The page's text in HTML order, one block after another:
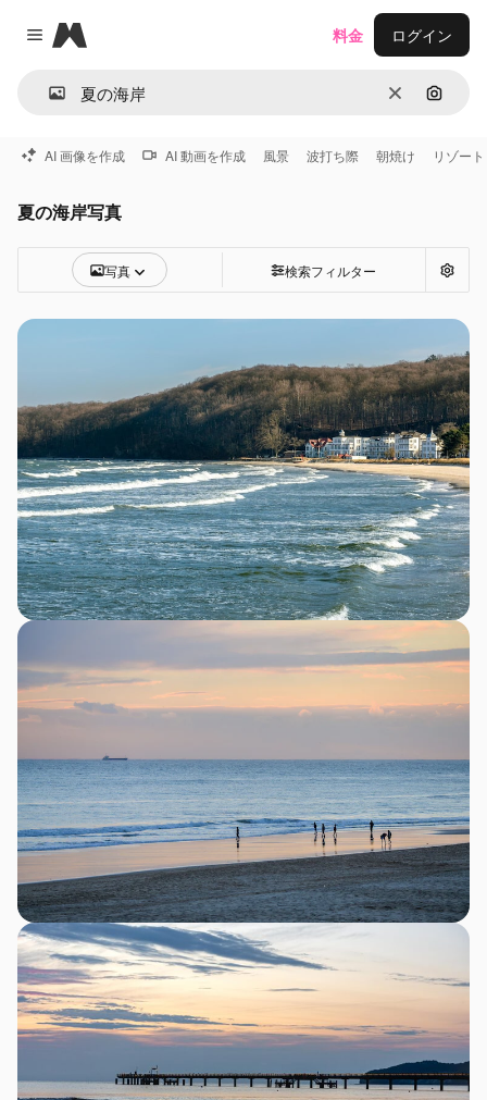
Close menu
Magnific
消去 画像で
料金 ログイン
AI 画像を作成 AI 動画を作成 風景 波打ち際 朝焼け リゾート
夏の海岸写真
写真 検索フィルター